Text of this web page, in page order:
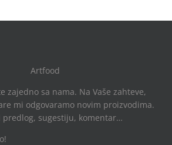
zajedno sa nama. Na Vaše zahteve,
mi odgovaramo novim proizvodima.
predlog, sugestiju, komentar…